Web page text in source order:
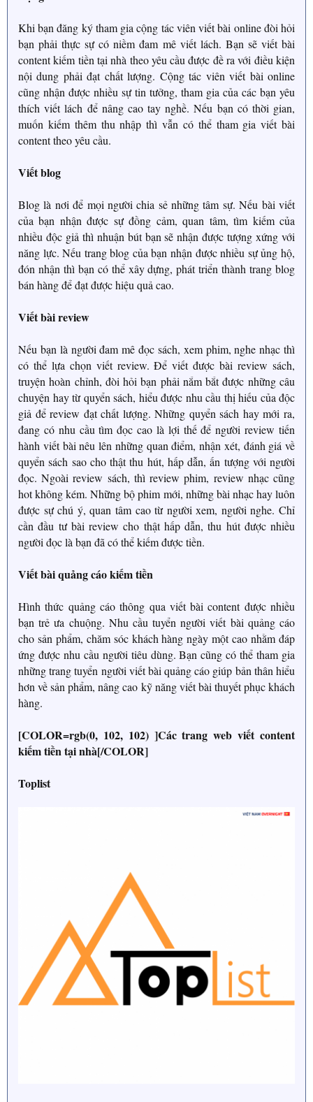
Khi bạn đăng ký tham gia cộng tác viên viết bài online đòi hỏi
bạn phải thực sự có niềm đam mê viết lách. Bạn sẽ viết bài
content kiếm tiền tại nhà theo yêu cầu được đề ra với điều kiện
nội dung phải đạt chất lượng. Cộng tác viên viết bài online
cũng nhận được nhiều sự tin tưởng, tham gia của các bạn yêu
thích viết lách để nâng cao tay nghề. Nếu bạn có thời gian,
muốn kiếm thêm thu nhập thì vẫn có thể tham gia viết bài
content theo yêu cầu.
Viết blog
Blog là nơi để mọi người chia sẻ những tâm sự. Nếu bài viết
của bạn nhận được sự đồng cảm, quan tâm, tìm kiếm của
nhiều độc giả thì nhuận bút bạn sẽ nhận được tượng xứng với
năng lực. Nếu trang blog của bạn nhận được nhiều sự ủng hộ,
đón nhận thì bạn có thể xây dựng, phát triển thành trang blog
bán hàng để đạt được hiệu quả cao.
Viết bài review
Nếu bạn là người đam mê đọc sách, xem phim, nghe nhạc thì
có thể lựa chọn viết review. Để viết được bài review sách,
truyện hoàn chỉnh, đòi hỏi bạn phải nắm bắt được những câu
chuyện hay từ quyển sách, hiểu được nhu cầu thị hiếu của độc
giả để review đạt chất lượng. Những quyển sách hay mới ra,
đang có nhu cầu tìm đọc cao là lợi thế để người review tiến
hành viết bài nêu lên những quan điểm, nhận xét, đánh giá về
quyển sách sao cho thật thu hút, hấp dẫn, ấn tượng với người
đọc. Ngoài review sách, thì review phim, review nhạc cũng
hot không kém. Những bộ phim mới, những bài nhạc hay luôn
được sự chú ý, quan tâm cao từ người xem, người nghe. Chỉ
cần đầu tư bài review cho thật hấp dẫn, thu hút được nhiều
người đọc là bạn đã có thể kiếm được tiền.
Viết bài quảng cáo kiếm tiền
Hình thức quảng cáo thông qua viết bài content được nhiều
bạn trẻ ưa chuộng. Nhu cầu tuyển người viết bài quảng cáo
cho sản phẩm, chăm sóc khách hàng ngày một cao nhằm đáp
ứng được nhu cầu người tiêu dùng. Bạn cũng có thể tham gia
những trang tuyển người viết bài quảng cáo giúp bản thân hiểu
hơn về sản phẩm, nâng cao kỹ năng viết bài thuyết phục khách
hàng.
[COLOR=rgb(0, 102, 102) ]Các trang web viết content
kiếm tiền tại nhà[/COLOR]
Toplist